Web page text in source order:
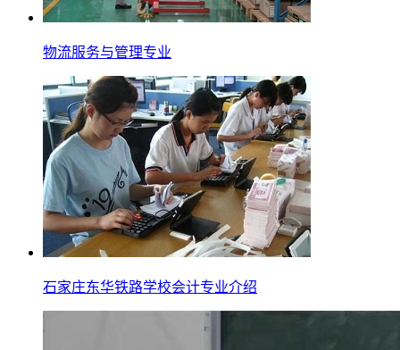
物流服务与管理专业
石家庄东华铁路学校会计专业介绍